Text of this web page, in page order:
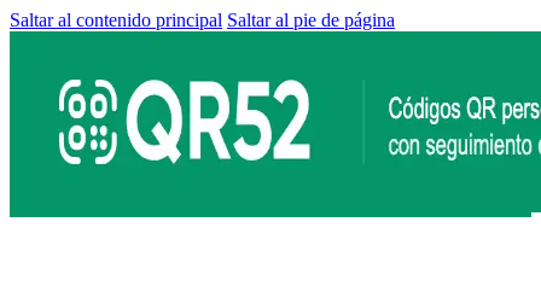
Saltar al contenido principal Saltar al pie de página